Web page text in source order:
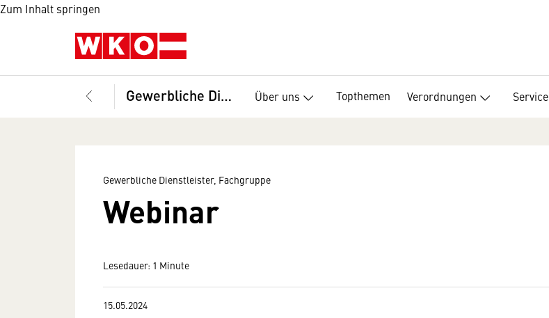
Zum Inhalt springen
Gewerbliche Dienstleister, Fachgruppe Über uns Topthemen Verordnungen Service
Gewerbliche Dienstleister, Fachgruppe
Webinar
Lesedauer: 1 Minute
15.05.2024